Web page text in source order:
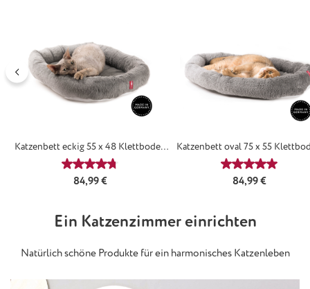
Katzenbett eckig 55 x 48 Klettboden
ClassicsilberDurchschnittliche Bewertung von 4.8 von 5
Regulärer Preis:
84,99 €
Katzenbett oval 75 x 55
Classicsilber
Regulärer Preis:
84,99 €
Ein Katzenzimmer einrichten
Natürlich schöne Produkte für ein harmonisches Katzenleben